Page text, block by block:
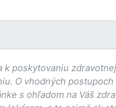
poskytovaniu
O vhodných
s ohľadom na Váš